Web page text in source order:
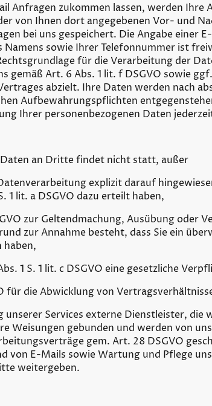
Anfragen zukommen lassen, werden Ihre
von Ihnen dort angegebenen Vor- und
bei uns gespeichert. Die Angabe einer
sowie Ihrer Telefonnummer ist
für die Verarbeitung der
gemäß Art. 6 Abs. 1 lit. f DSGVO sowie
abzielt. Ihre Daten werden nach
Aufbewahrungspflichten
Ihrer personenbezogenen Daten
an Dritte findet nicht statt, außer
explizit darauf
1 lit. a DSGVO dazu erteilt haben,
zur Geltendmachung, Ausübung oder
zur Annahme besteht, dass Sie ein
haben,
1 S. 1 lit. c DSGVO eine gesetzliche
für die Abwicklung von
Services externe Dienstleister, die
Weisungen gebunden und werden von
gem. Art. 28 DSGVO
von E-Mails sowie Wartung und Pflege
weitergeben.